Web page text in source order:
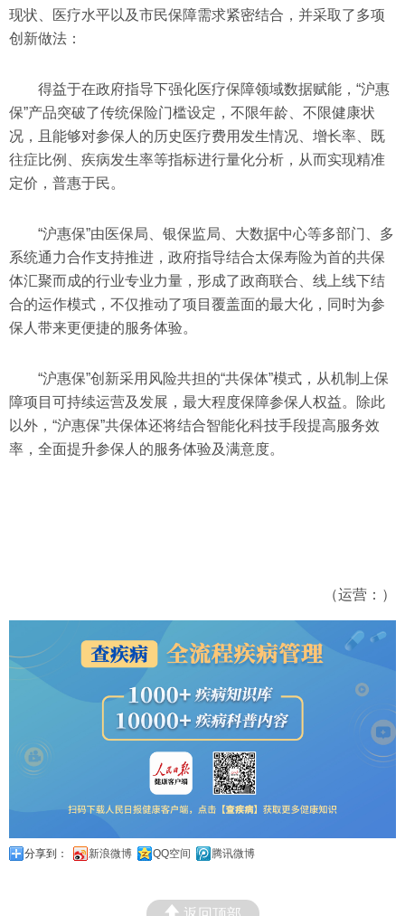
现状、医疗水平以及市民保障需求紧密结合，并采取了多项
创新做法：
得益于在政府指导下强化医疗保障领域数据赋能，“沪惠
保”产品突破了传统保险门槛设定，不限年龄、不限健康状
况，且能够对参保人的历史医疗费用发生情况、增长率、既
往症比例、疾病发生率等指标进行量化分析，从而实现精准
定价，普惠于民。
“沪惠保”由医保局、银保监局、大数据中心等多部门、多
系统通力合作支持推进，政府指导结合太保寿险为首的共保
体汇聚而成的行业专业力量，形成了政商联合、线上线下结
合的运作模式，不仅推动了项目覆盖面的最大化，同时为参
保人带来更便捷的服务体验。
“沪惠保”创新采用风险共担的“共保体”模式，从机制上保
障项目可持续运营及发展，最大程度保障参保人权益。除此
以外，“沪惠保”共保体还将结合智能化科技手段提高服务效
率，全面提升参保人的服务体验及满意度。
（运营：）
分享到： 新浪微博 QQ空间 腾讯微博